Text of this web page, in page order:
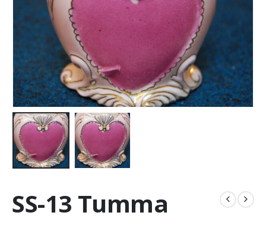
SS-13 Tumma